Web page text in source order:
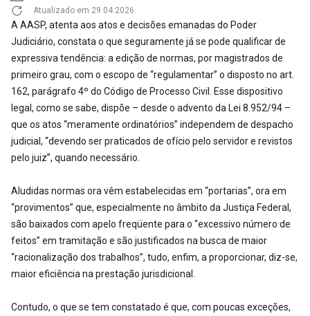
Atualizado em 29.04.2026
A AASP, atenta aos atos e decisões emanadas do Poder
Judiciário, constata o que seguramente já se pode qualificar de
expressiva tendência: a edição de normas, por magistrados de
primeiro grau, com o escopo de “regulamentar” o disposto no art.
162, parágrafo 4º do Código de Processo Civil. Esse dispositivo
legal, como se sabe, dispõe – desde o advento da Lei 8.952/94 –
que os atos “meramente ordinatórios” independem de despacho
judicial, “devendo ser praticados de ofício pelo servidor e revistos
pelo juiz”, quando necessário.
Aludidas normas ora vêm estabelecidas em “portarias”, ora em
“provimentos” que, especialmente no âmbito da Justiça Federal,
são baixados com apelo freqüente para o “excessivo número de
feitos” em tramitação e são justificados na busca de maior
“racionalização dos trabalhos”, tudo, enfim, a proporcionar, diz-se,
maior eficiência na prestação jurisdicional.
Contudo, o que se tem constatado é que, com poucas exceções,